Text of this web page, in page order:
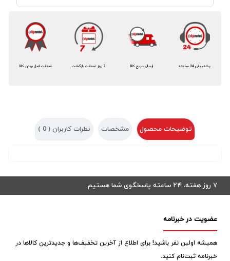
ضمانت اصل بودن کالا 7 روز ضمانت بازگشت ارسال سریع کالا پشتیبانی 24 ساعته
توضیحات محصول مشخصات نظرات کاربران ( 0
)
۷ روز هفته، ۲۴ ساعته پاسخگوی شما هستیم
عضویت در خبرنامه
همیشه اولین نفر باشید! برای اطلاع از آخرین تخفیف‌ها و جدیدترین کالاها در
خبرنامه ثبت‌نام کنید.